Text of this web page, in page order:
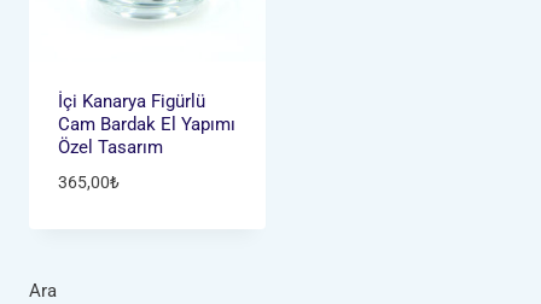
İçi Kanarya Figürlü
Cam Bardak El Yapımı
Özel Tasarım
365,00₺
Ara